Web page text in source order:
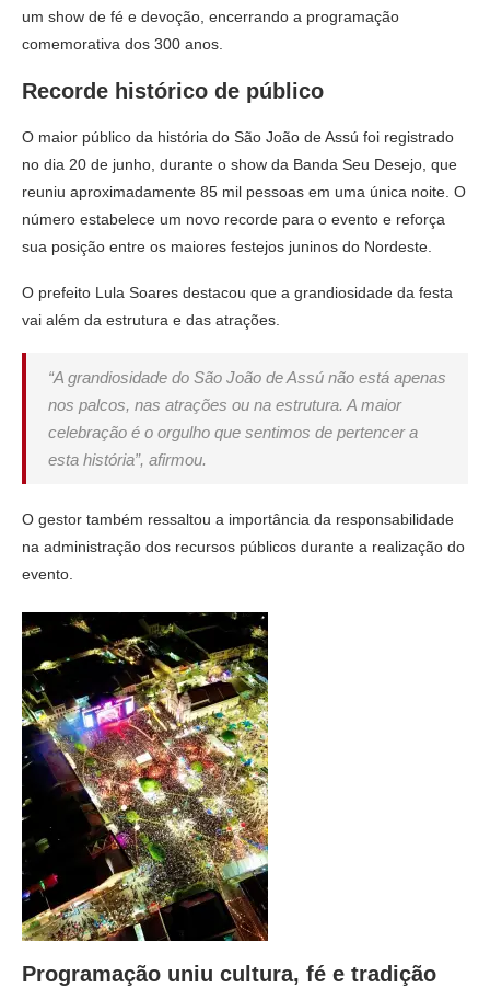
um show de fé e devoção, encerrando a programação
comemorativa dos 300 anos.
Recorde histórico de público
O maior público da história do São João de Assú foi registrado
no dia 20 de junho, durante o show da Banda Seu Desejo, que
reuniu aproximadamente 85 mil pessoas em uma única noite. O
número estabelece um novo recorde para o evento e reforça
sua posição entre os maiores festejos juninos do Nordeste.
O prefeito Lula Soares destacou que a grandiosidade da festa
vai além da estrutura e das atrações.
“A grandiosidade do São João de Assú não está apenas
nos palcos, nas atrações ou na estrutura. A maior
celebração é o orgulho que sentimos de pertencer a
esta história”, afirmou.
O gestor também ressaltou a importância da responsabilidade
na administração dos recursos públicos durante a realização do
evento.
Programação uniu cultura, fé e tradição